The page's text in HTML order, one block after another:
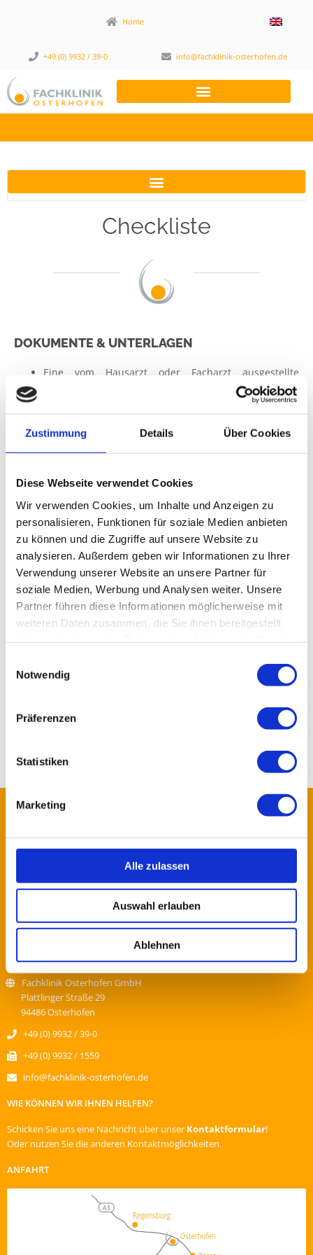
Zustimmung Details Über Cookies
Diese Webseite verwendet Cookies
Wir verwenden Cookies, um Inhalte und Anzeigen zu
personalisieren, Funktionen für soziale Medien anbieten
zu können und die Zugriffe auf unsere Website zu
analysieren. Außerdem geben wir Informationen zu Ihrer
Verwendung unserer Website an unsere Partner für
soziale Medien, Werbung und Analysen weiter. Unsere
Partner führen diese Informationen möglicherweise mit
weiteren Daten zusammen, die Sie ihnen bereitgestellt
Notwendig
Präferenzen
Statistiken
Marketing
Alle zulassen
Auswahl erlauben
Ablehnen
info@fachklinik-osterhofen.de
+49 (0) 9932 / 39-0
Home
Checkliste
DOKUMENTE & UNTERLAGEN
Eine vom Hausarzt oder Facharzt ausgestellte
Krankenversicherung
Befreiungsmitteilung Ihrer gesetzlichen
Eigenanteilen befreit sind
EC-Karte, um evtl. gesetzliche Eigenanteile oder
Nebenkosten, wie z.B. Telefon abrechnen zu können
PERSÖNLICHE GEGENSTÄNDE
Medikamente nur nach Absprache mit dem Klinikarzt
Persönliche Hygieneartikel
Bequemes Schuhwerk und Hausschuhe
Handtücher
Etwas Bargeld für kleine Einkäufe (Bitte nur wenig
LOGO
KONTAKTDATEN
Fachklinik Osterhofen GmbH
Plattlinger Straße 29
94486 Osterhofen
+49 (0) 9932 / 39-0
+49 (0) 9932 / 1559
info@fachklinik-osterhofen.de
WIE KÖNNEN WIR IHNEN HELFEN?
Schicken Sie uns eine Nachricht über unser Kontaktformular!
Oder nutzen Sie die anderen Kontaktmöglichkeiten.
ANFAHRT